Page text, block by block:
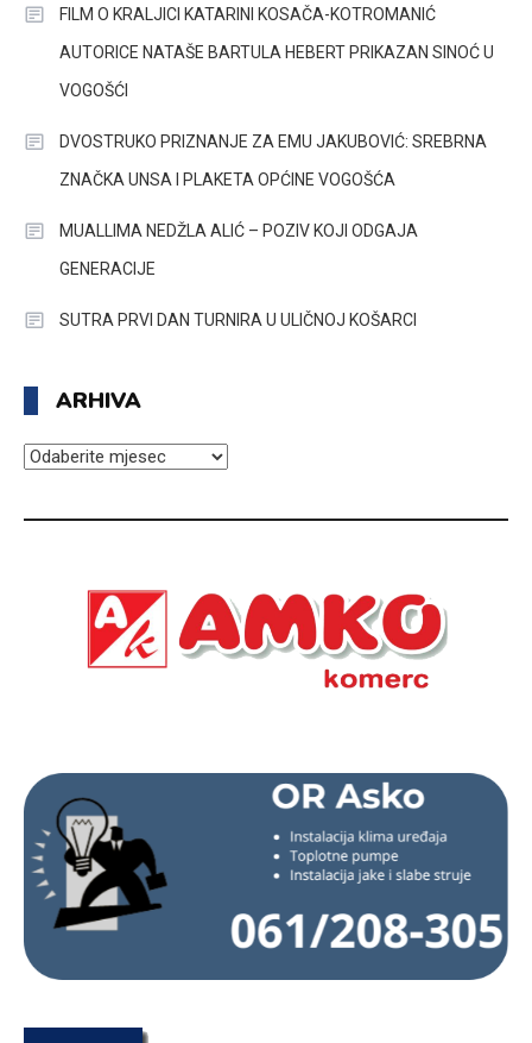
FILM O KRALJICI KATARINI KOSAČA-KOTROMANIĆ
AUTORICE NATAŠE BARTULA HEBERT PRIKAZAN SINOĆ U
VOGOŠĆI
DVOSTRUKO PRIZNANJE ZA EMU JAKUBOVIĆ: SREBRNA
ZNAČKA UNSA I PLAKETA OPĆINE VOGOŠĆA
MUALLIMA NEDŽLA ALIĆ – POZIV KOJI ODGAJA
GENERACIJE
SUTRA PRVI DAN TURNIRA U ULIČNOJ KOŠARCI
ARHIVA
ARHIVA